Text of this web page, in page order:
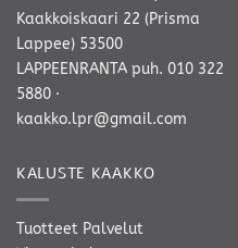
Kaakkoiskaari 22 (Prisma
Lappee) 53500
LAPPEENRANTA puh. 010 322
5880 ·
kaakko.lpr@gmail.com
KALUSTE KAAKKO
Tuotteet Palvelut